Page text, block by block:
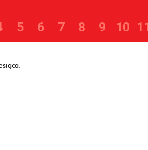
5 6 7 8 9 10 11